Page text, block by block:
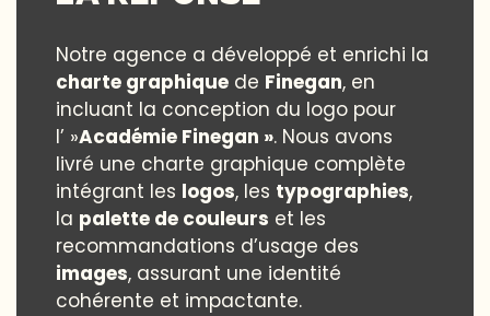
Notre agence a développé et enrichi la
charte graphiquede Finegan, en
incluant la conception du logo pour
l’ »Académie Finegan ». Nous avons
livré une charte graphique complète
intégrant les logos, les typographies,
la palette de couleurs et les
recommandations d’usage des
images, assurant une identité
cohérente et impactante.